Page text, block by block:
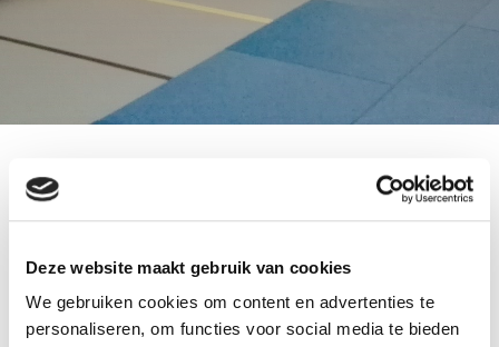
Deze website maakt gebruik van cookies
We gebruiken cookies om content en advertenties te
personaliseren, om functies voor social media te bieden
Voor de Open European Special Needs
Tournament en de Open Beverwijk G-Judo
decoratiesgeleverd.
Onder ander één zes meterballonnen boog, zes
ballon pilarenen 200helium ballonnenin acht